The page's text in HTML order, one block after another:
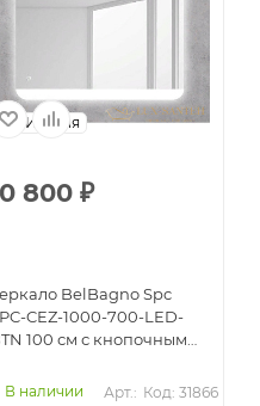
Италия
800 ₽
BelBagno Spc
CEZ-1000-700-LED-
100 см с кнопочным
В наличии
Арт.: Код: 31866